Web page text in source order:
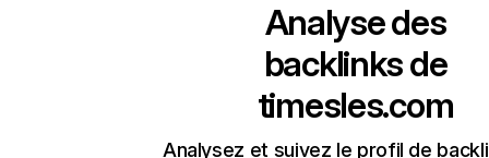
Analyse des
backlinks de
timesles.com
Analysez et suivez le profil de